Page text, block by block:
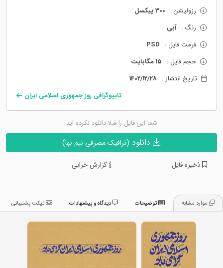
رزولیشن : 300 پیکسل
رنگ : آبی
فرمت فایل : PSD
حجم فایل : 15 مگابایت
تاریخ انتشار : 1402/12/28
تایپوگرافی روز جمهوری اسلامی ایران
شما این فایل را قبلا دانلود نکرده اید
(ترافیک مصرفی نیم بها)
ذخیره فایل گزارش خرابی
توضیحات تیکت پشتیبانی